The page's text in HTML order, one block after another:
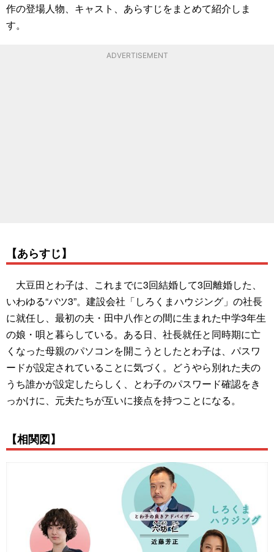
作の登場人物、キャスト、あらすじをまとめて紹介しま
す。
ADVERTISEMENT
【あらすじ】
大豆田とわ子は、これまでに3回結婚して3回離婚した、
いわゆる“バツ3”。建設会社「しろくまハウジング」の社長
に就任し、最初の夫・田中八作との間に生まれた中学3年生
の娘・唄と暮らしている。ある日、社長就任と同時期に亡
くなった母親のパソコンを開こうとしたとわ子は、パスワ
ードが設定されていることに気づく。どうやら別れた夫の
うち誰かが設定したらしく、とわ子のパスワード確認をき
っかけに、元夫たちが互いに接点を持つことになる。
【相関図】